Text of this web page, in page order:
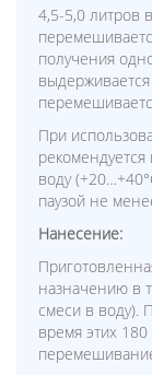
4,5-5,0 литров
получения
При
воду
паузой не
Нанесение:
назначению в
смеси в воду).
время этих